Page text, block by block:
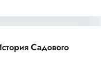
Садового